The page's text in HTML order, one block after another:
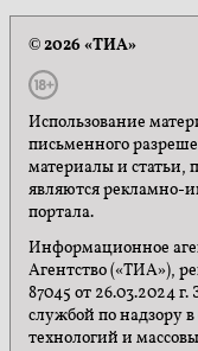
© 2026 «ТИА»
Использование
письменного
материалы и статьи,
являются
портала.
Информационное
Агентство («ТИА»),
87045 от 26.03.2024
службой по надзору
технологий и